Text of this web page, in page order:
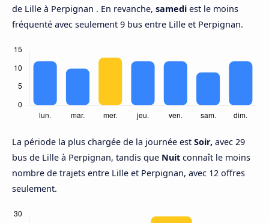
de Lille à Perpignan . En revanche, samedi est le moins
fréquenté avec seulement 9 bus entre Lille et Perpignan.
La période la plus chargée de la journée est Soir, avec 29
bus de Lille à Perpignan, tandis que Nuit connaît le moins
nombre de trajets entre Lille et Perpignan, avec 12 offres
seulement.